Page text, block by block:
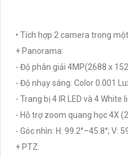
• Tích hợp 2 camera trong một
+ Panorama:
- Độ phân giải 4MP(2688 x
- Độ nhạy sáng: Color 0.001
- Trang bị 4 IR LED và 4 White
- Hỗ trợ zoom quang học 4X
- Góc nhìn: H: 99.2°–45.8°; V:
+ PTZ: